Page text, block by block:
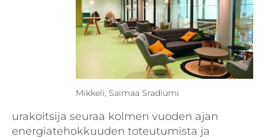
Mikkeli, Saimaa Sradiumi
urakoitsija seuraa kolmen vuoden ajan
energiatehokkuuden toteutumista ja